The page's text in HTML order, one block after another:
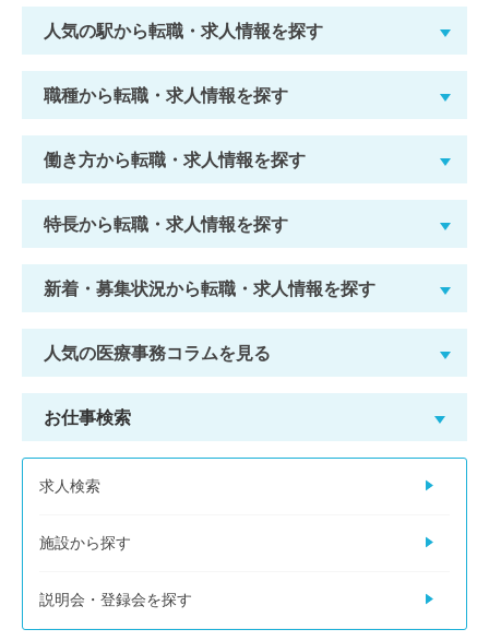
人気の駅から転職・求人情報を探す
職種から転職・求人情報を探す
働き方から転職・求人情報を探す
特長から転職・求人情報を探す
新着・募集状況から転職・求人情報を探す
人気の医療事務コラムを見る
お仕事検索
求人検索
施設から探す
説明会・登録会を探す